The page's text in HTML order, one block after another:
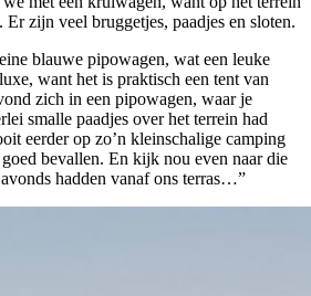
Er zijn veel bruggetjes, paadjes en sloten.
blauwe pipowagen, wat een leuke
want het is praktisch een tent van
zich in een pipowagen, waar je
smalle paadjes over het terrein had
eerder op zo’n kleinschalige camping
bevallen. En kijk nou even naar die
hadden vanaf ons terras…”